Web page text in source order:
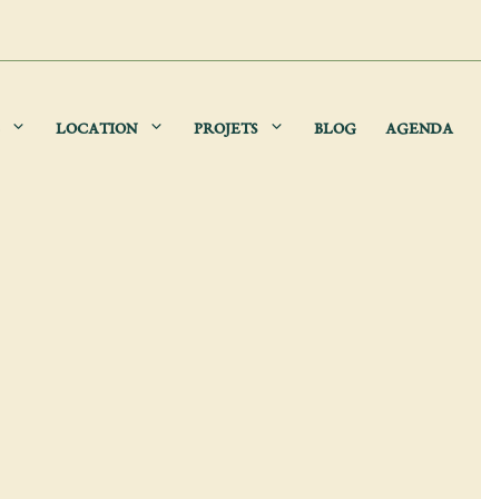
LOCATION PROJETS BLOG AGENDA